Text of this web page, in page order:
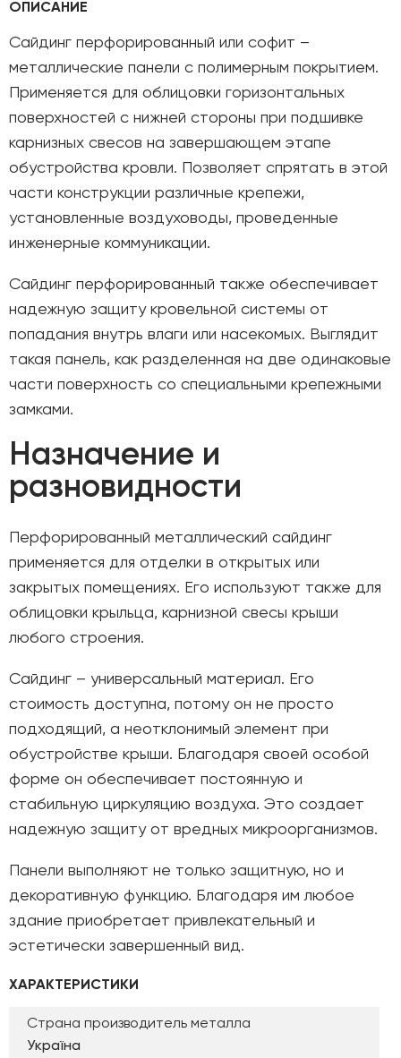
ХАРАКТЕРИСТИКИ
Страна производитель металла
Україна
ОПИСАНИЕ
Сайдинг перфорированный или софит –
металлические панели с полимерным покрытием.
Применяется для облицовки горизонтальных
поверхностей с нижней стороны при подшивке
карнизных свесов на завершающем этапе
обустройства кровли. Позволяет спрятать в этой
части конструкции различные крепежи,
установленные воздуховоды, проведенные
инженерные коммуникации.
Сайдинг перфорированный также обеспечивает
надежную защиту кровельной системы от
попадания внутрь влаги или насекомых. Выглядит
такая панель, как разделенная на две одинаковые
части поверхность со специальными крепежными
замками.
Назначение и
разновидности
Перфорированный металлический сайдинг
применяется для отделки в открытых или
закрытых помещениях. Его используют также для
облицовки крыльца, карнизной свесы крыши
любого строения.
Сайдинг – универсальный материал. Его
стоимость доступна, потому он не просто
подходящий, а неотклонимый элемент при
обустройстве крыши. Благодаря своей особой
форме он обеспечивает постоянную и
стабильную циркуляцию воздуха. Это создает
надежную защиту от вредных микроорганизмов.
Панели выполняют не только защитную, но и
декоративную функцию. Благодаря им любое
здание приобретает привлекательный и
эстетически завершенный вид.